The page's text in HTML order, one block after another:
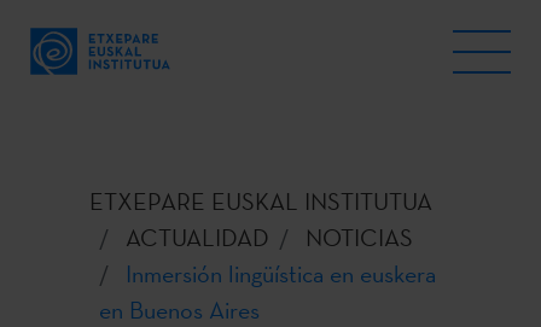
ETXEPARE EUSKAL INSTITUTUA
ACTUALIDAD
NOTICIAS
Inmersión lingüística en euskera
en Buenos Aires